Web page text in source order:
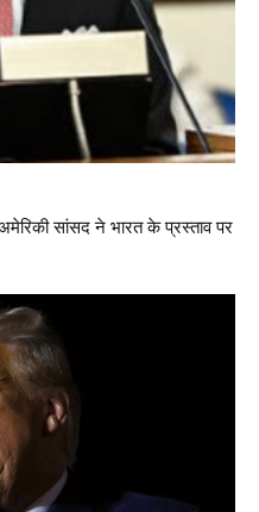
सांसद ने भारत के प्रस्ताव पर